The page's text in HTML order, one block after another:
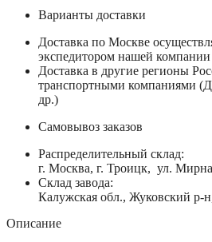
Варианты доставки
Доставка по Москве
экспедитором нашей компании
Доставка в другие регионы
транспортными компаниями
др.)
Самовывоз заказов
Распределительный склад:
г. Москва, г. Троицк, ул.
Склад завода:
Калужская обл., Жуковский р-
Описание